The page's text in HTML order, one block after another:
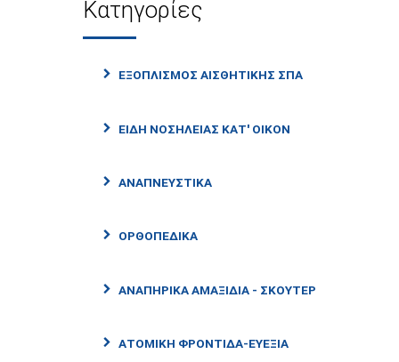
Κατηγορίες
ΕΞΟΠΛΙΣΜΌΣ ΑΙΣΘΗΤΙΚΉΣ ΣΠΑ
ΕΊΔΗ ΝΟΣΗΛΕΊΑΣ ΚΑΤ' ΟΊΚΟΝ
ΑΝΑΠΝΕΥΣΤΙΚΆ
ΟΡΘΟΠΕΔΙΚΆ
ΑΝΑΠΗΡΙΚΆ ΑΜΑΞΊΔΙΑ - ΣΚΟΎΤΕΡ
ΑΤΟΜΙΚΉ ΦΡΟΝΤΊΔΑ-ΕΥΕΞΊΑ